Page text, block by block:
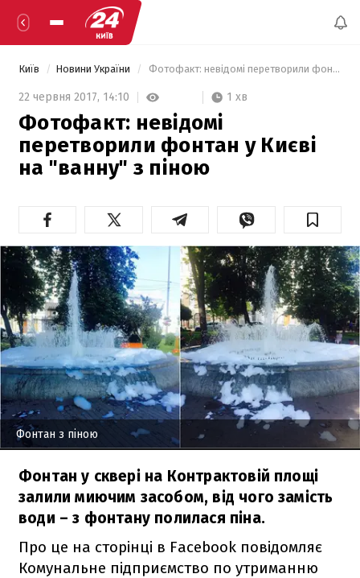
Київ Новини України Фотофакт: невідомі перетворили фонтан у Києві на "ванну" з піною
22 червня 2017, 14:10 1 хв
Фотофакт: невідомі
перетворили фонтан у Києві
на "ванну" з піною
Фонтан з піною
Фонтан у сквері на Контрактовій площі
залили миючим засобом, від чого замість
води – з фонтану полилася піна.
Про це на сторінці в Facebook повідомляє
Комунальне підприємство по утриманню